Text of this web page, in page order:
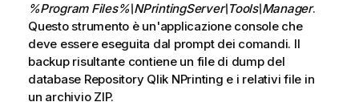
%Program Files%\NPrintingServer\Tools\Manager.
Questo strumento è un'applicazione console che
deve essere eseguita dal prompt dei comandi. Il
backup risultante contiene un file di dump del
database Repository Qlik NPrinting e i relativi file in ​​
un archivio ZIP.